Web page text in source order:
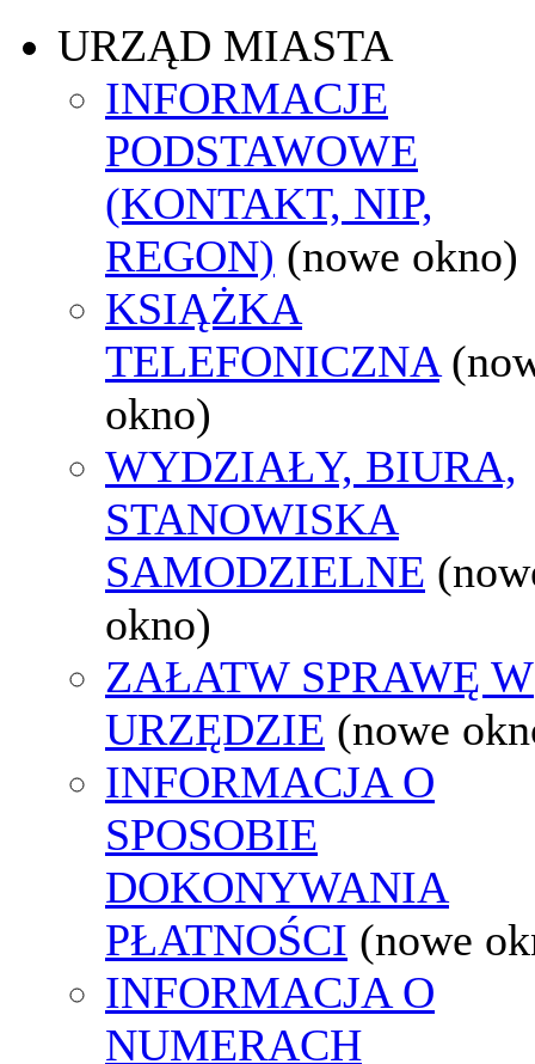
URZĄD MIASTA
INFORMACJE
PODSTAWOWE
(KONTAKT, NIP,
REGON) (nowe okno)
KSIĄŻKA
TELEFONICZNA
okno)
WYDZIAŁY, BIURA,
STANOWISKA
SAMODZIELNE
okno)
ZAŁATW SPRAWĘ W
URZĘDZIE (nowe
INFORMACJA O
SPOSOBIE
DOKONYWANIA
PŁATNOŚCI (nowe
INFORMACJA O
NUMERACH